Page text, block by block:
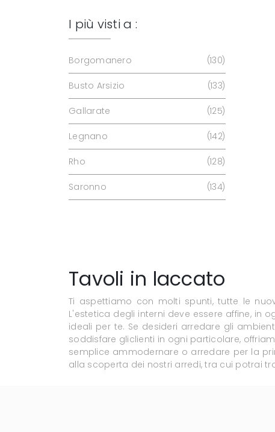
I più visti a :
Borgomanero 130
Busto Arsizio 133
Gallarate 125
Legnano 142
Rho 128
Saronno 134
Tavoli in laccato
Ti aspettiamo con molti spunti, tutte le
L'estetica degli interni deve essere affine, in
ideali per te. Se desideri arredare gli
soddisfare gliclienti in ogni particolare,
semplice ammodernare o arredare per la
alla scoperta dei nostri arredi, tra cui potrai